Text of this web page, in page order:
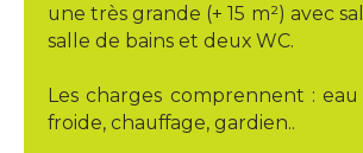
une très grande (+ 15 m²) avec
salle de bains et deux WC.
Les charges comprennent :
froide, chauffage, gardien..